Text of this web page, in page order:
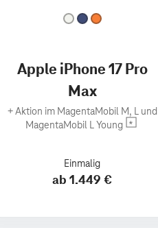
Apple iPhone 17 Pro
Max
+Aktion im MagentaMobil M, L und
MagentaMobil L Young
Einmalig
ab 1.449 €